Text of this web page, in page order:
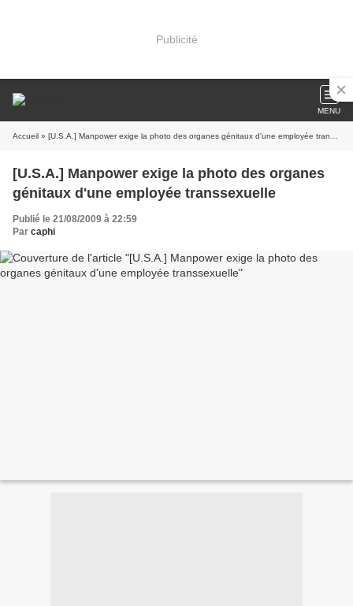
Publicité
MENU
Accueil » [U.S.A.] Manpower exige la photo des organes génitaux d'une employée transsexuelle
[U.S.A.] Manpower exige la photo des organes
génitaux d'une employée transsexuelle
Publié le 21/08/2009 à 22:59
Par caphi